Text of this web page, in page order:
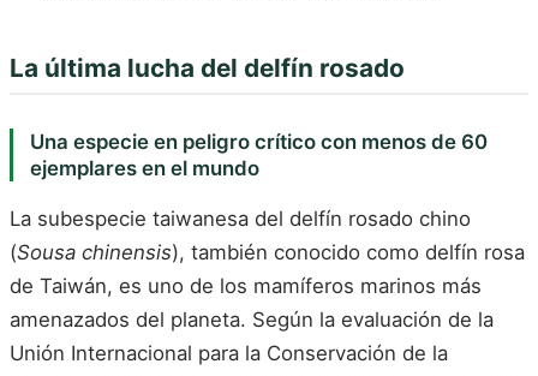
La última lucha del delfín rosado
Una especie en peligro crítico con menos de 60
ejemplares en el mundo
La subespecie taiwanesa del delfín rosado chino
(Sousa chinensis), también conocido como delfín rosa
de Taiwán, es uno de los mamíferos marinos más
amenazados del planeta. Según la evaluación de la
Unión Internacional para la Conservación de la